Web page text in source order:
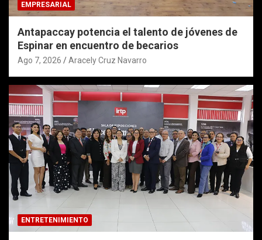
EMPRESARIAL
Antapaccay potencia el talento de jóvenes de
Espinar en encuentro de becarios
Ago 7, 2026 Aracely Cruz Navarro
ENTRETENIMIENTO